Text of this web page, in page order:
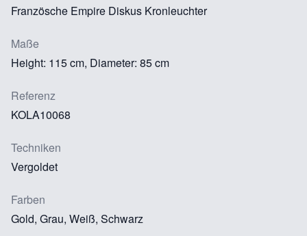
Französche Empire Diskus Kronleuchter
Maße
Height: 115 cm, Diameter: 85 cm
Referenz
KOLA10068
Techniken
Vergoldet
Farben
Gold, Grau, Weiß, Schwarz